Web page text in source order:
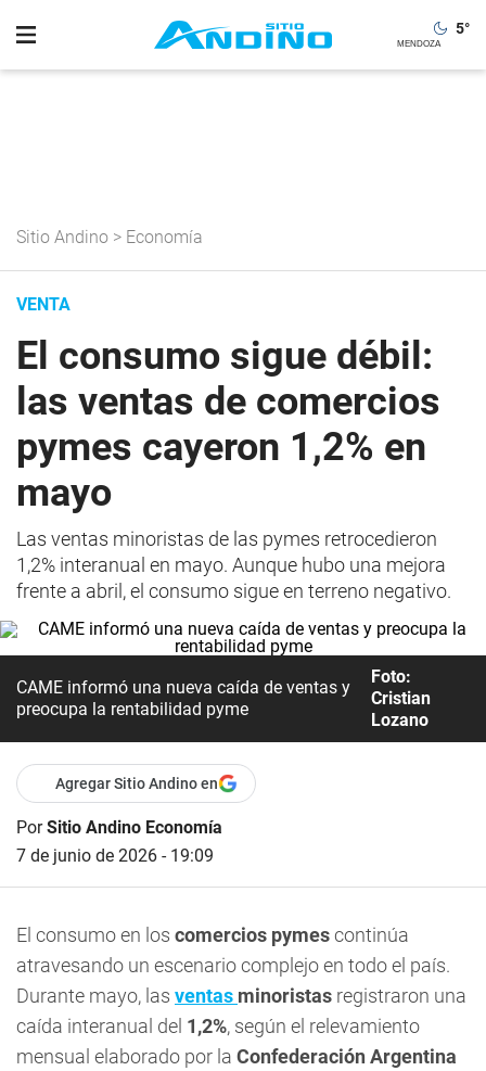
5°
Sitio Andino > Economía
VENTA
El consumo sigue débil:
las ventas de comercios
pymes cayeron 1,2% en
mayo
Las ventas minoristas de las pymes retrocedieron
1,2% interanual en mayo. Aunque hubo una mejora
frente a abril, el consumo sigue en terreno negativo.
CAME informó una nueva caída de ventas y
preocupa la rentabilidad pyme
Foto:
Cristian
Lozano
Agregar Sitio Andino en
PorSitio Andino Economía
7 de junio de 2026 - 19:09
El consumo en los comercios pymescontinúa
atravesando un escenario complejo en todo el país.
Durante mayo, las ventas minoristas registraron una
caída interanual del 1,2%, según el relevamiento
mensual elaborado por la Confederación Argentina